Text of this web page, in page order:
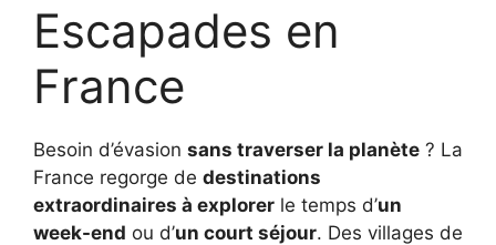
Escapades en
France
Besoin d’évasion sans traverser la planète ? La
France regorge de destinations
extraordinaires à explorer le temps d’un
week-end ou d’un court séjour. Des villages de